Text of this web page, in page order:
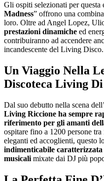
Gli ospiti selezionati per questa
Madness” offrono una
loro. Oltre ad Angel Lopez,
prestazioni dinamiche ed
contribuiranno ad accendere
incandescente del Living Disco.
Un Viaggio Nella
Discoteca Living
Dal suo debutto nella scena
Living Riccione ha sempre
riferimento per gli amanti
ospitare fino a 1200 persone
eleganti ed accoglienti, questo
indimenticabile
musicali mixate dai DJ più